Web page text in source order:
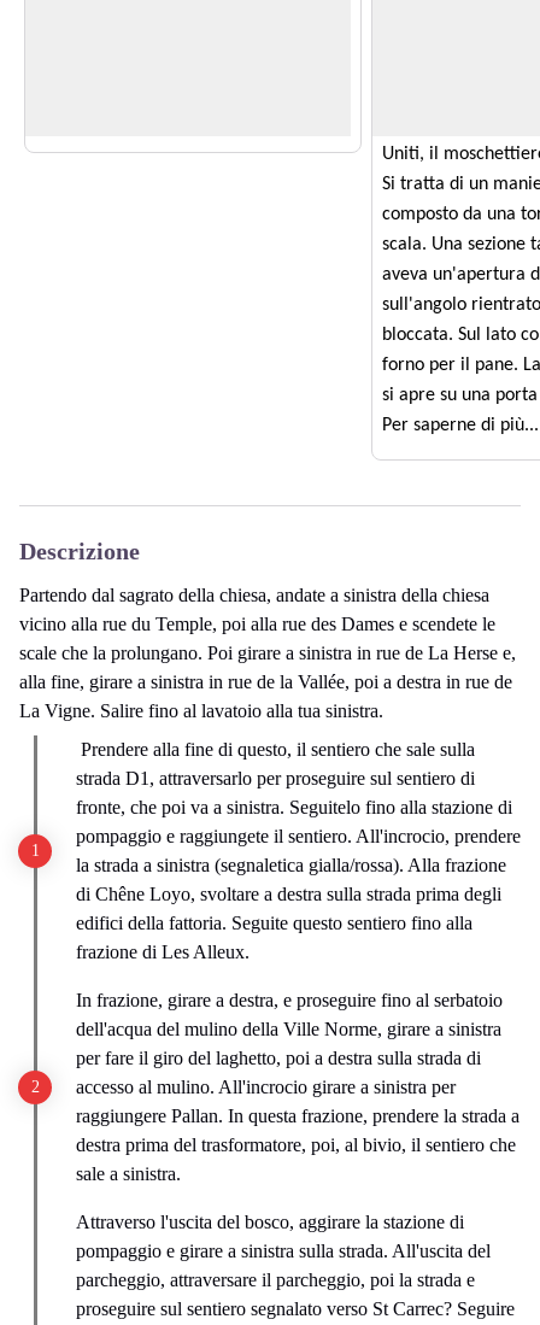
Uniti, il
Si tratta di un
composto da una
scala. Una sezione
aveva un'apertura
sull'angolo
bloccata. Sul lato
forno per il pane.
si apre su una
Per saperne di più...
Descrizione
Partendo dal sagrato della chiesa, andate a sinistra della chiesa
vicino alla rue du Temple, poi alla rue des Dames e scendete le
scale che la prolungano. Poi girare a sinistra in rue de La Herse e,
alla fine, girare a sinistra in rue de la Vallée, poi a destra in rue de
La Vigne. Salire fino al lavatoio alla tua sinistra.
Prendere alla fine di questo, il sentiero che sale sulla
strada D1, attraversarlo per proseguire sul sentiero di
fronte, che poi va a sinistra. Seguitelo fino alla stazione di
pompaggio e raggiungete il sentiero. All'incrocio, prendere
la strada a sinistra (segnaletica gialla/rossa). Alla frazione
di Chêne Loyo, svoltare a destra sulla strada prima degli
edifici della fattoria. Seguite questo sentiero fino alla
frazione di Les Alleux.
In frazione, girare a destra, e proseguire fino al serbatoio
dell'acqua del mulino della Ville Norme, girare a sinistra
per fare il giro del laghetto, poi a destra sulla strada di
accesso al mulino. All'incrocio girare a sinistra per
raggiungere Pallan. In questa frazione, prendere la strada a
destra prima del trasformatore, poi, al bivio, il sentiero che
sale a sinistra.
Attraverso l'uscita del bosco, aggirare la stazione di
pompaggio e girare a sinistra sulla strada. All'uscita del
parcheggio, attraversare il parcheggio, poi la strada e
proseguire sul sentiero segnalato verso St Carrec? Seguire